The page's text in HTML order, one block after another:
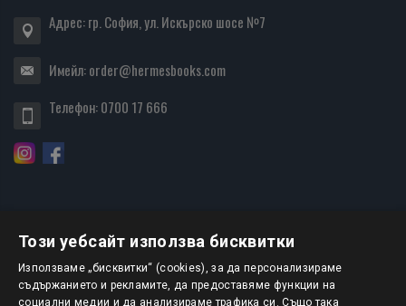
Адрес: гр. София, ул. Искърско шосе №7
Имейл:order@hermesbooks.com
Телефон:0700 17 666
БЮЛЕТИН
Този уебсайт използва бисквитки
Използваме „бисквитки“ (cookies), за да персонализираме
съдържанието и рекламите, да предоставяме функции на
социални медии и да анализираме трафика си. Също така